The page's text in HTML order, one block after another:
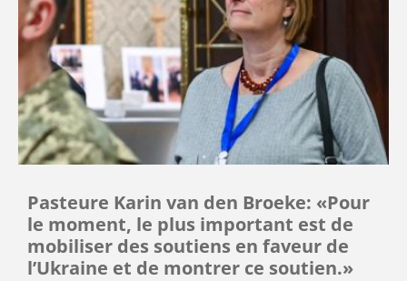
Pasteure Karin van den Broeke: «Pour
le moment, le plus important est de
mobiliser des soutiens en faveur de
l’Ukraine et de montrer ce soutien.»